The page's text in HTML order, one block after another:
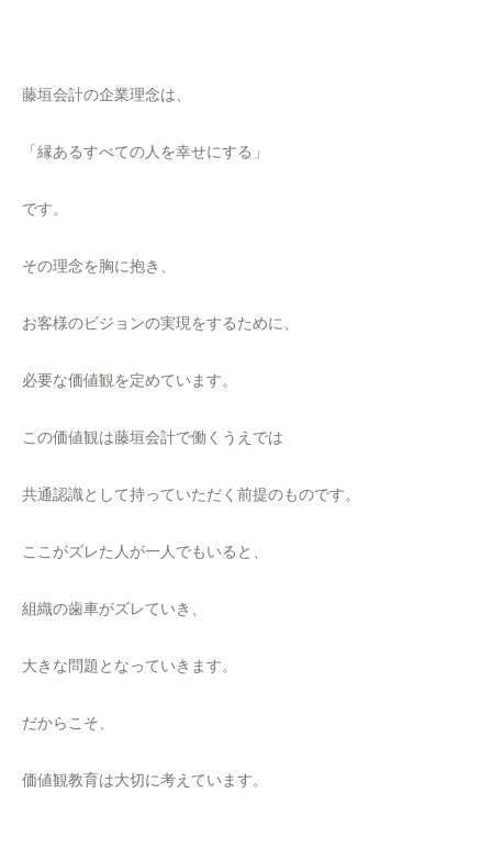
藤垣会計の企業理念は、
「縁あるすべての人を幸せにする」
です。
その理念を胸に抱き、
お客様のビジョンの実現をするために、
必要な価値観を定めています。
この価値観は藤垣会計で働くうえでは
共通認識として持っていただく前提のものです。
ここがズレた人が一人でもいると、
組織の歯車がズレていき、
大きな問題となっていきます。
だからこそ、
価値観教育は大切に考えています。